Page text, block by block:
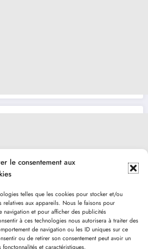
le consentement aux
telles que les cookies pour stocker et/ou
relatives aux appareils. Nous le faisons pour
navigation et pour afficher des publicités
à ces technologies nous autorisera à traiter des
de navigation ou les ID uniques sur ce
ou de retirer son consentement peut avoir un
fonctonnalités et caractéristiques.